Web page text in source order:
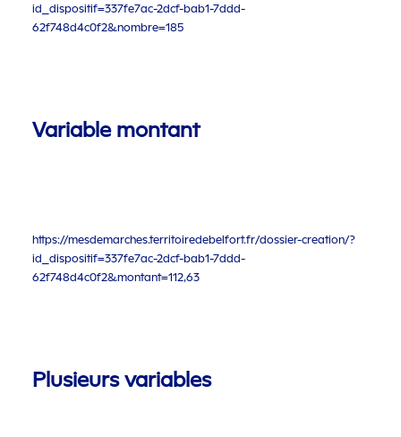
id_dispositif=337fe7ac-2dcf-bab1-7ddd-
62f748d4c0f2&nombre=185
Variable montant
https://mesdemarches.territoiredebelfort.fr/dossier-creation/?
id_dispositif=337fe7ac-2dcf-bab1-7ddd-
62f748d4c0f2&montant=112,63
Plusieurs variables